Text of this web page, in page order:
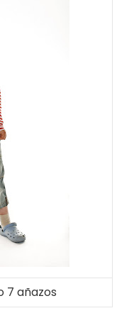
7 añazos